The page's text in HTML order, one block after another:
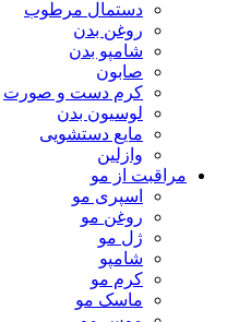
دستمال مرطوب
روغن بدن
شامپو بدن
صابون
کرم دست و صورت
لوسیون بدن
مایع دستشویی
وازلین
مراقبت از مو
اسپری مو
روغن مو
ژل مو
شامپو
کرم مو
ماسک مو